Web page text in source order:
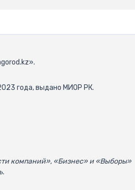
года, выдано МИОР РК.
компаний», «Бизнес» и «Выборы»